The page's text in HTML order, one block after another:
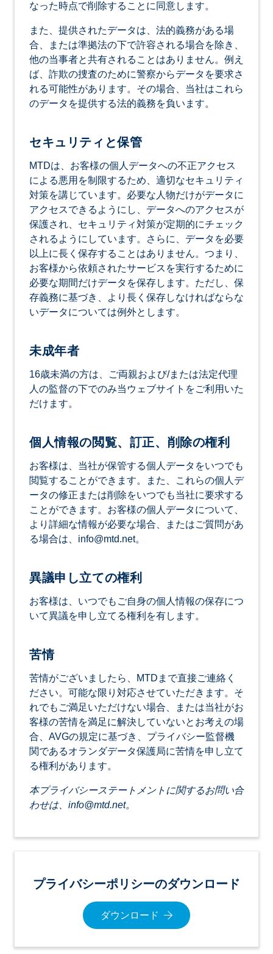
なった時点で削除することに同意します。
また、提供されたデータは、法的義務がある場
合、または準拠法の下で許容される場合を除き、
他の当事者と共有されることはありません。例え
ば、詐欺の捜査のために警察からデータを要求さ
れる可能性があります。その場合、当社はこれら
のデータを提供する法的義務を負います。
セキュリティと保管
MTDは、お客様の個人データへの不正アクセス
による悪用を制限するため、適切なセキュリティ
対策を講じています。必要な人物だけがデータに
アクセスできるようにし、データへのアクセスが
保護され、セキュリティ対策が定期的にチェック
されるようにしています。さらに、データを必要
以上に長く保存することはありません。つまり、
お客様から依頼されたサービスを実行するために
必要な期間だけデータを保存します。ただし、保
存義務に基づき、より長く保存しなければならな
いデータについては例外とします。
未成年者
16歳未満の方は、ご両親および/または法定代理
人の監督の下でのみ当ウェブサイトをご利用いた
だけます。
個人情報の閲覧、訂正、削除の権利
お客様は、当社が保管する個人データをいつでも
閲覧することができます。また、これらの個人デ
ータの修正または削除をいつでも当社に要求する
ことができます。お客様の個人データについて、
より詳細な情報が必要な場合、またはご質問があ
る場合は、 info@mtd.net。
異議申し立ての権利
お客様は、いつでもご自身の個人情報の保存につ
いて異議を申し立てる権利を有します。
苦情
苦情がございましたら、MTDまで直接ご連絡く
ださい。可能な限り対応させていただきます。そ
れでもご満足いただけない場合、または当社がお
客様の苦情を満足に解決していないとお考えの場
合、AVGの規定に基づき、プライバシー監督機
関であるオランダデータ保護局に苦情を申し立て
る権利があります。
本プライバシーステートメントに関するお問い合
わせは、 info@mtd.net。
プライバシーポリシーのダウンロード
ダウンロード